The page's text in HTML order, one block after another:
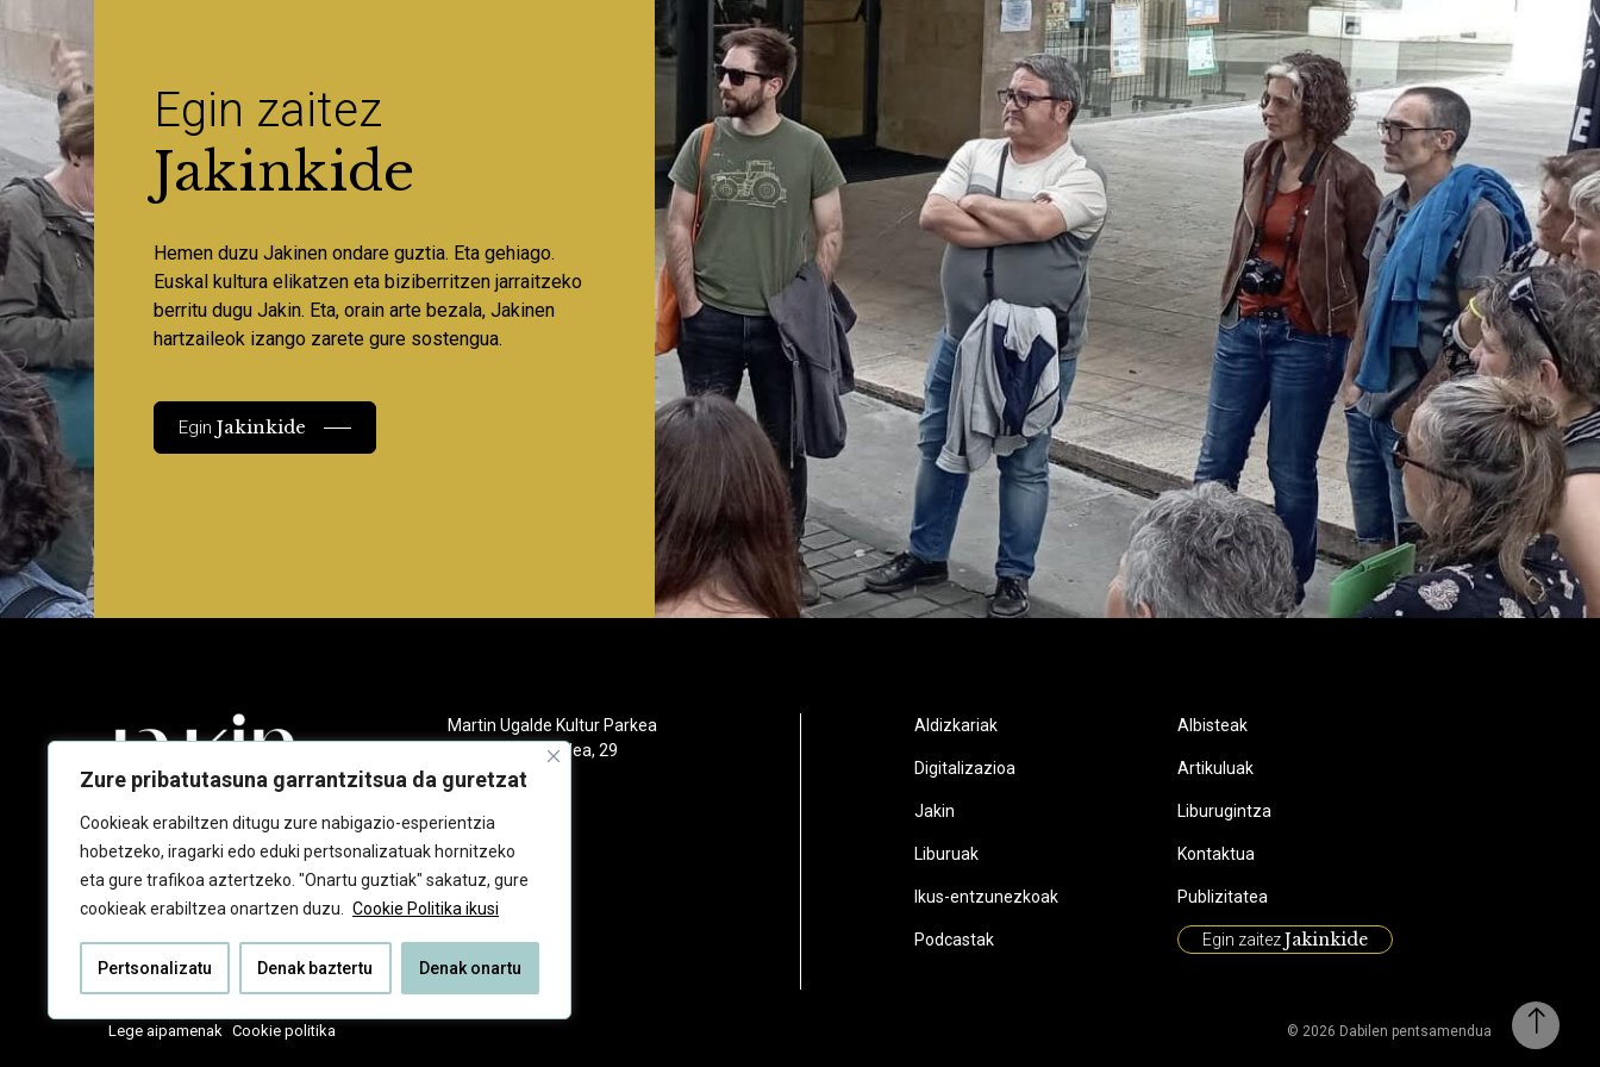
Zure pribatutasuna garrantzitsua da guretzat
Cookieak erabiltzen ditugu zure nabigazio-esperientzia
hobetzeko, iragarki edo eduki pertsonalizatuak hornitzeko
eta gure trafikoa aztertzeko. "Onartu guztiak" sakatuz, gure
cookieak erabiltzea onartzen duzu.
Cookie Politika ikusi
Pertsonalizatu Denak baztertu Denak onartu
Egin zaitez
Jakinkide
Hemen duzu Jakinen ondare guztia. Eta gehiago.
Euskal kultura elikatzen eta biziberritzen jarraitzeko
berritu dugu Jakin. Eta, orain arte bezala, Jakinen
hartzaileok izango zarete gure sostengua.
EginJakinkide
Martin Ugalde Kultur Parkea
Gudarien etorbidea, 29
20140 Andoain
943 218 092
jakin@jakin.eus
Aldizkariak
Digitalizazioa
Jakin
Liburuak
Ikus-entzunezkoak
Podcastak
Albisteak
Artikuluak
Liburugintza
Kontaktua
Publizitatea
Egin zaitezJakinkide
Lege aipamenak Cookie politika © 2026 Dabilen pentsamendua